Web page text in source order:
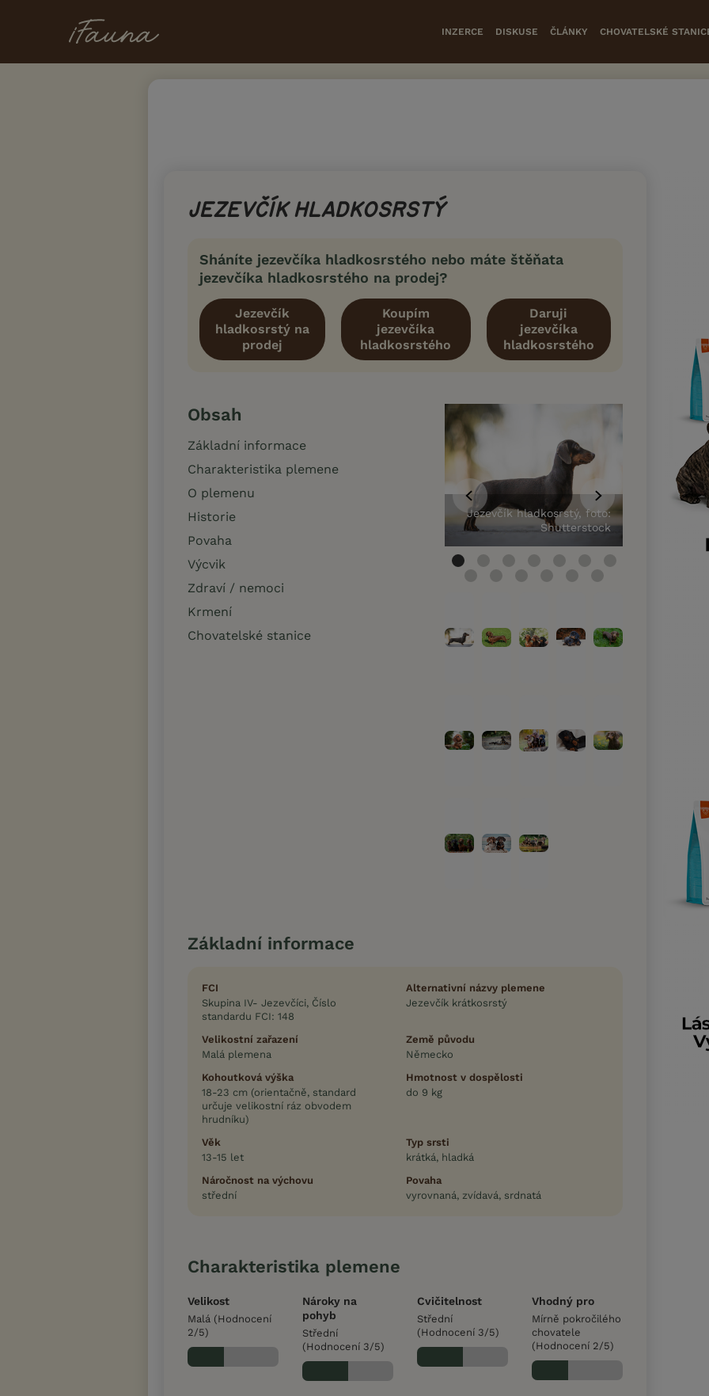
INZERCE DISKUSE ČLÁNKY CHOVATELSKÉ
JEZEVČÍK HLADKOSRSTÝ
Sháníte jezevčíka hladkosrstého nebo máte štěňata
jezevčíka hladkosrstého na prodej?
Jezevčík
hladkosrstý na
prodej
Koupím
jezevčíka
hladkosrstého
Daruji
jezevčíka
hladkosrstého
Jezevčík hladkosrstý, foto:
Shutterstock
Jezevčík
Obsah
Základní informace
Charakteristika plemene
O plemenu
Historie
Povaha
Výcvik
Zdraví / nemoci
Krmení
Chovatelské stanice
Základní informace
FCI
Skupina IV- Jezevčíci, Číslo
standardu FCI: 148
Alternativní názvy plemene
Jezevčík krátkosrstý
Velikostní zařazení
Malá plemena
Země původu
Německo
Kohoutková výška
18-23 cm (orientačně, standard
určuje velikostní ráz obvodem
hrudníku)
Hmotnost v dospělosti
do 9 kg
Věk
13-15 let
Typ srsti
krátká, hladká
Náročnost na výchovu
střední
Povaha
vyrovnaná, zvídavá, srdnatá
Charakteristika plemene
Velikost
Malá (Hodnocení
2/5)
Nároky na
pohyb
Střední
(Hodnocení 3/5)
Cvičitelnost
Střední
(Hodnocení 3/5)
Vhodný pro
Mírně pokročilého
chovatele
(Hodnocení 2/5)